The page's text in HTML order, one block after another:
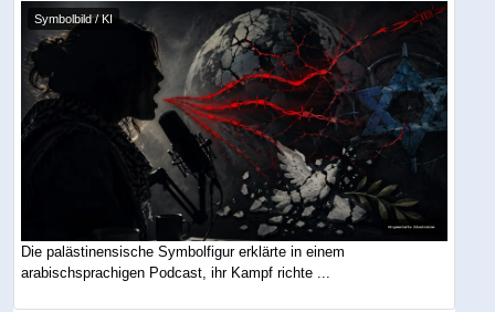
Symbolbild / KI
Die palästinensische Symbolfigur erklärte in einem
arabischsprachigen Podcast, ihr Kampf richte ...